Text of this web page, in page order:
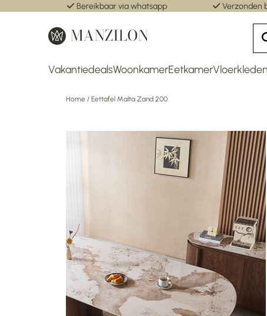
Bereikbaar via whatsapp Verzonden
VakantiedealsWoonkamerEetkamerVloerkleden
Home / Eettafel Malta Zand 200